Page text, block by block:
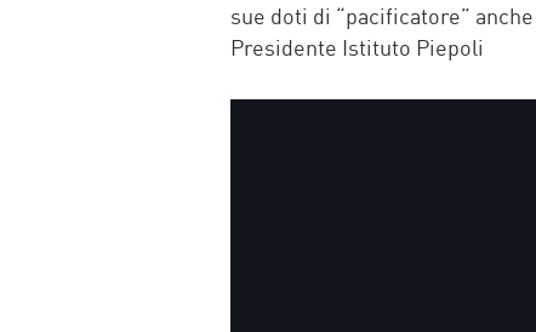
sue doti di “pacificatore”
Presidente Istituto Piepoli